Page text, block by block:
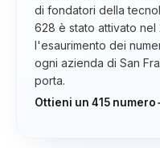
di fondatori della
628 è stato attivato nel
l'esaurimento dei
ogni azienda di San
porta.
Ottieni un 415 numero